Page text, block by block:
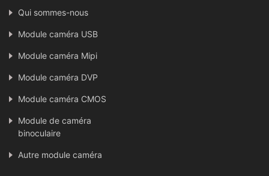
Qui sommes-nous
Module caméra USB
Module caméra Mipi
Module caméra DVP
Module caméra CMOS
Module de caméra
binoculaire
Autre module caméra